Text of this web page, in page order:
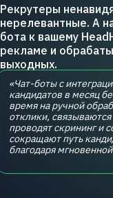
Рекрутеры
нерелевантные. А
бота к вашему
рекламе и
выходных.
«Чат-боты с
кандидатов в месяц
время на ручной
отклики,
проводят скрининг и
сокращают путь
благодаря